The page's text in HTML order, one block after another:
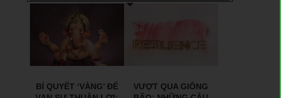
BÍ QUYẾT ‘VÀNG’ ĐỂ
VƯỢT QUA GIÔNG